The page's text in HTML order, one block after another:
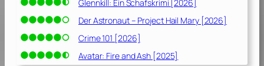
Glennkill: Ein Schafskrimi [2026]
Der Astronaut – Project Hail Mary [2026]
Crime 101 [2026]
Avatar: Fire and Ash [2025]